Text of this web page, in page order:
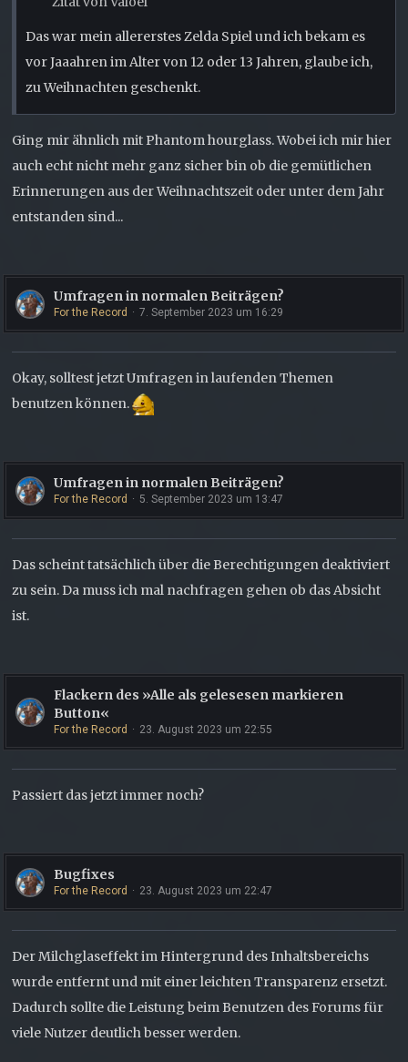
Das war mein allererstes Zelda Spiel und ich bekam es
vor Jaaahren im Alter von 12 oder 13 Jahren, glaube ich,
zu Weihnachten geschenkt.
Ging mir ähnlich mit Phantom hourglass. Wobei ich mir hier
auch echt nicht mehr ganz sicher bin ob die gemütlichen
Erinnerungen aus der Weihnachtszeit oder unter dem Jahr
entstanden sind...
Umfragen in normalen Beiträgen?
For the Record 7. September 2023 um 16:29
Okay, solltest jetzt Umfragen in laufenden Themen
benutzen können.
Umfragen in normalen Beiträgen?
For the Record 5. September 2023 um 13:47
Das scheint tatsächlich über die Berechtigungen deaktiviert
zu sein. Da muss ich mal nachfragen gehen ob das Absicht
ist.
Flackern des »Alle als gelesesen markieren
Button«
For the Record 23. August 2023 um 22:55
Passiert das jetzt immer noch?
Bugfixes
For the Record 23. August 2023 um 22:47
Der Milchglaseffekt im Hintergrund des Inhaltsbereichs
wurde entfernt und mit einer leichten Transparenz ersetzt.
Dadurch sollte die Leistung beim Benutzen des Forums für
viele Nutzer deutlich besser werden.